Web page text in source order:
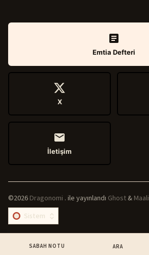
Emtia Defteri
X
İletişim
©2026Dragonomi .ile yayınlandı Ghost&Maali
SABAH NOTU ARA